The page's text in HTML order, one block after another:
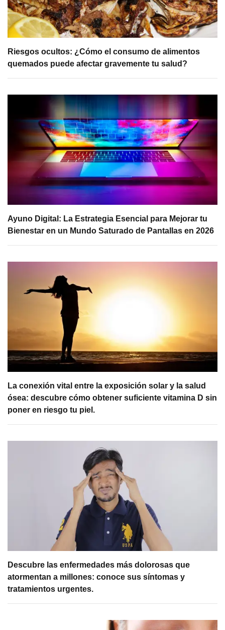
Riesgos ocultos: ¿Cómo el consumo de alimentos
quemados puede afectar gravemente tu salud?
Ayuno Digital: La Estrategia Esencial para Mejorar tu
Bienestar en un Mundo Saturado de Pantallas en 2026
La conexión vital entre la exposición solar y la salud
ósea: descubre cómo obtener suficiente vitamina D sin
poner en riesgo tu piel.
Descubre las enfermedades más dolorosas que
atormentan a millones: conoce sus síntomas y
tratamientos urgentes.